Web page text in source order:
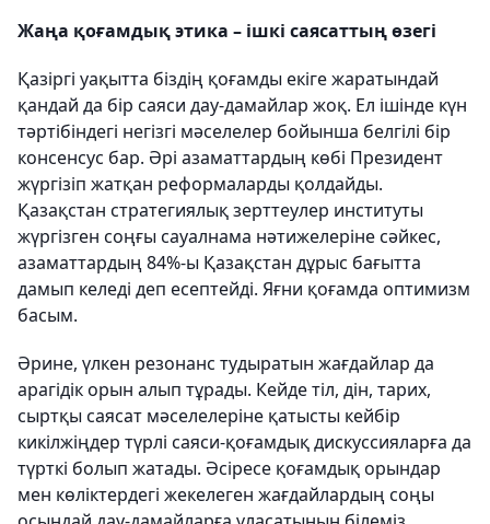
Жаңа қоғамдық этика – ішкі саясаттың өзегі
Қазіргі уақытта біздің қоғамды екіге жаратындай
қандай да бір саяси дау-дамайлар жоқ. Ел ішінде күн
тәртібіндегі негізгі мәселелер бойынша белгілі бір
консенсус бар. Әрі азаматтардың көбі Президент
жүргізіп жатқан реформаларды қолдайды.
Қазақстан стратегиялық зерттеулер институты
жүргізген соңғы сауалнама нәтижелеріне сәйкес,
азаматтардың 84%-ы Қазақстан дұрыс бағытта
дамып келеді деп есептейді. Яғни қоғамда оптимизм
басым.
Әрине, үлкен резонанс тудыратын жағдайлар да
арагідік орын алып тұрады. Кейде тіл, дін, тарих,
сыртқы саясат мәселелеріне қатысты кейбір
кикілжіңдер түрлі саяси-қоғамдық дискуссияларға да
түрткі болып жатады. Әсіресе қоғамдық орындар
мен көліктердегі жекелеген жағдайлардың соңы